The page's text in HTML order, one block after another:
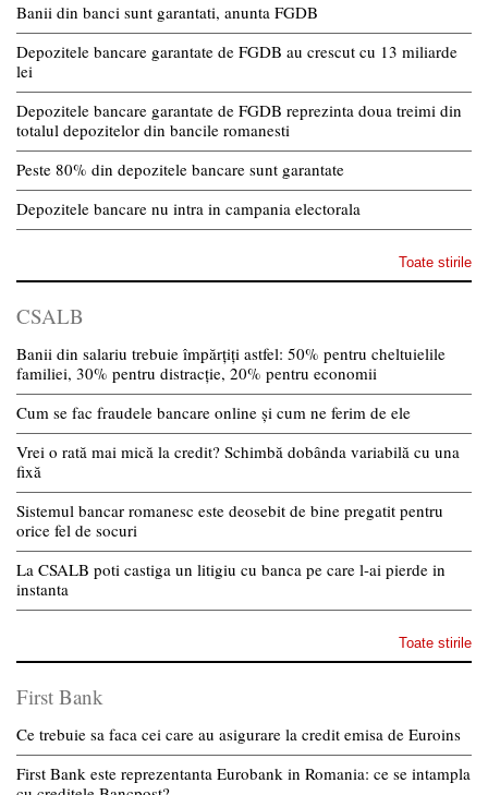
Banii din banci sunt garantati, anunta FGDB
Depozitele bancare garantate de FGDB au crescut cu 13 miliarde
lei
Depozitele bancare garantate de FGDB reprezinta doua treimi din
totalul depozitelor din bancile romanesti
Peste 80% din depozitele bancare sunt garantate
Depozitele bancare nu intra in campania electorala
Toate stirile
CSALB
Banii din salariu trebuie împărțiți astfel: 50% pentru cheltuielile
familiei, 30% pentru distracție, 20% pentru economii
Cum se fac fraudele bancare online și cum ne ferim de ele
Vrei o rată mai mică la credit? Schimbă dobânda variabilă cu una
fixă
Sistemul bancar romanesc este deosebit de bine pregatit pentru
orice fel de socuri
La CSALB poti castiga un litigiu cu banca pe care l-ai pierde in
instanta
Toate stirile
First Bank
Ce trebuie sa faca cei care au asigurare la credit emisa de Euroins
First Bank este reprezentanta Eurobank in Romania: ce se intampla